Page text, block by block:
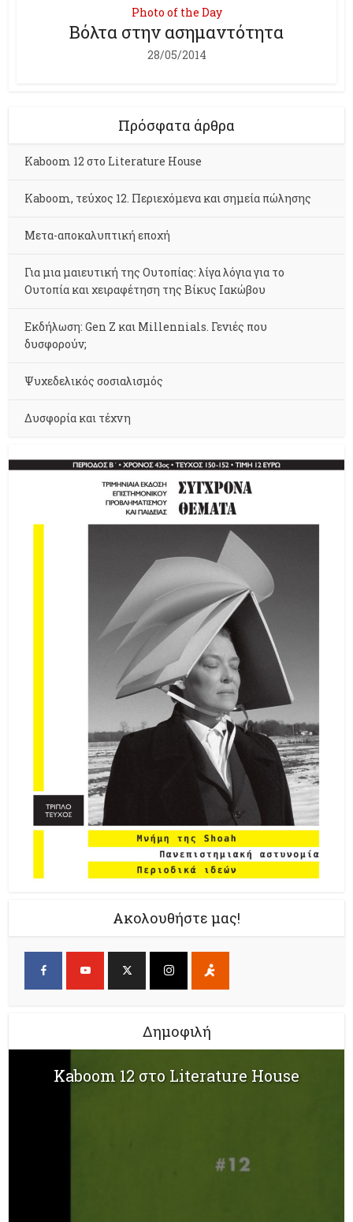
Photo of the Day
Βόλτα στην ασημαντότητα
28/05/2014
Πρόσφατα άρθρα
Kaboom 12 στο Literature House
Kaboom, τεύχος 12. Περιεχόμενα και σημεία πώλησης
Μετα-αποκαλυπτική εποχή
Για μια μαιευτική της Ουτοπίας: λίγα λόγια για το
Ουτοπία και χειραφέτηση της Βίκυς Ιακώβου
Εκδήλωση: Gen Z και Millennials. Γενιές που
δυσφορούν;
Ψυχεδελικός σοσιαλισμός
Δυσφορία και τέχνη
Ακολουθήστε μας!
Δημοφιλή
Kaboom 12 στο Literature House